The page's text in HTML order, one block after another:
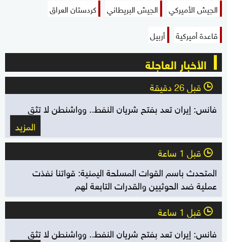
الجيش الأميركي الجيش البريطاني
كردستان العراق
قاعدة أميركية
أربيل
الأخبار العاجلة
l قبل 26 دقيقة
فانس: إيران تعد بفتح شريان النفط.. وواشنطن لا تثق
المزيد
l قبل 1 ساعة
المتحدث باسم القوات المسلحة اليمنية: قواتنا نفذت
عملية ضد الحوثيين والقدرات التابعة لهم
l قبل 1 ساعة
فانس: إيران تعد بفتح شريان النفط.. وواشنطن لا تثق